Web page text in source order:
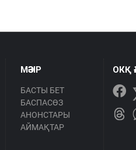
МӘЗІР
БАСТЫ БЕТ
БАСПАСӨЗ
АНОНСТАРЫ
АЙМАҚТАР
ОКҚ